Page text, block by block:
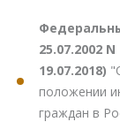
25.07.2002
19.07.2018)
положении
граждан в